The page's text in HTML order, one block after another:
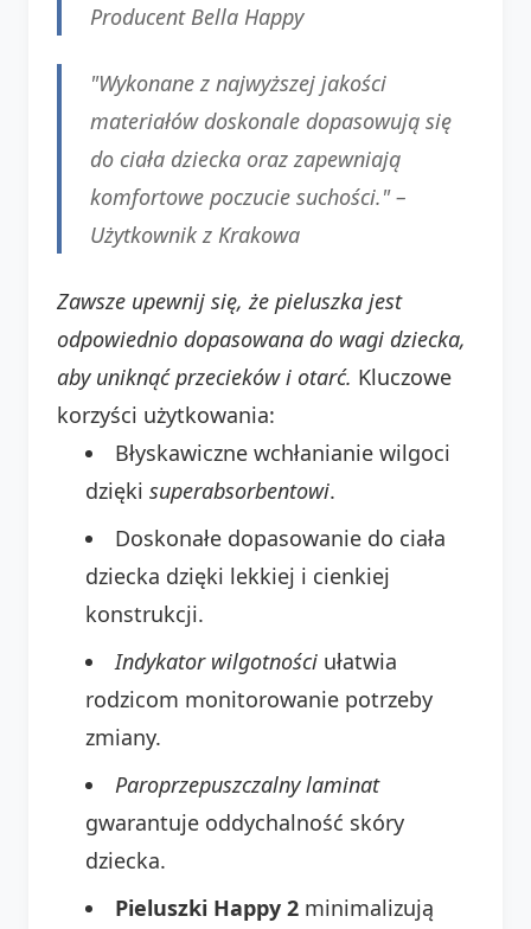
Producent Bella Happy
"Wykonane z najwyższej jakości
materiałów doskonale dopasowują się
do ciała dziecka oraz zapewniają
komfortowe poczucie suchości." –
Użytkownik z Krakowa
Zawsze upewnij się, że pieluszka jest
odpowiednio dopasowana do wagi dziecka,
aby uniknąć przecieków i otarć. Kluczowe
korzyści użytkowania:
Błyskawiczne wchłanianie wilgoci
dzięki superabsorbentowi.
Doskonałe dopasowanie do ciała
dziecka dzięki lekkiej i cienkiej
konstrukcji.
Indykator wilgotności ułatwia
rodzicom monitorowanie potrzeby
zmiany.
Paroprzepuszczalny laminat
gwarantuje oddychalność skóry
dziecka.
Pieluszki Happy 2 minimalizują